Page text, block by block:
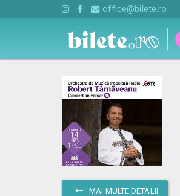
office@bilete.ro
MAI MULTE DETALII